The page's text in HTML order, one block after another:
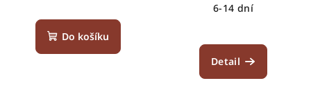
Do košíku
6-14 dní
Detail